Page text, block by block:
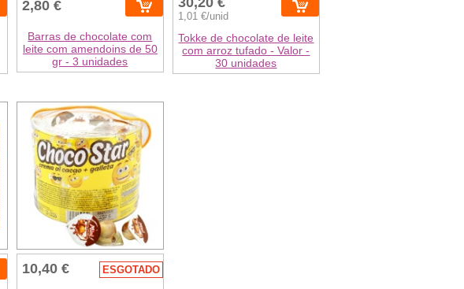
2,80 €
Barras de chocolate com
leite com amendoins de 50
gr - 3 unidades
1,01 €/unid
Tokke de chocolate de leite
com arroz tufado - Valor -
30 unidades
10,40 € ESGOTADO